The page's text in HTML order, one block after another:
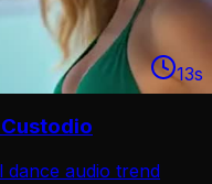
13s
Custodio
dance audio trend